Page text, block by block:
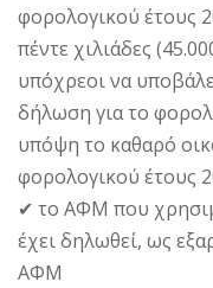
φορολογικού έτους
πέντε χιλιάδες
υπόχρεοι να
δήλωση για το
υπόψη το καθαρό
φορολογικού έτους
✔ το ΑΦΜ που
έχει δηλωθεί, ως
ΑΦΜ